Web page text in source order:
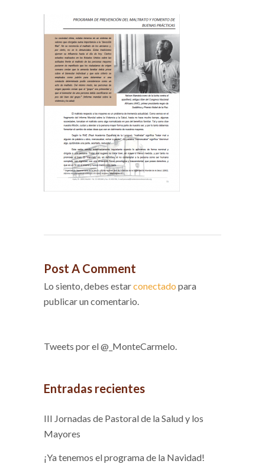
Post A Comment
Lo siento, debes estarconectado para
publicar un comentario.
Tweets por el @_MonteCarmelo.
Entradas recientes
III Jornadas de Pastoral de la Salud y los
Mayores
¡Ya tenemos el programa de la Navidad!